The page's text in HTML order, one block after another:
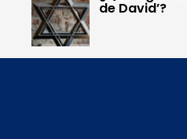
de David’?